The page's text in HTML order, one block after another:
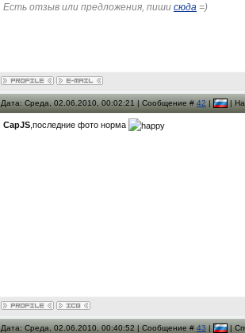
Есть отзыв или предложения, пиши сюда =)
Дата: Среда, 02.06.2010, 00:02:21 | Сообщение #42| |
CapJS ,последние фото норма
Дата: Среда, 02.06.2010, 00:40:52 | Сообщение #43| |